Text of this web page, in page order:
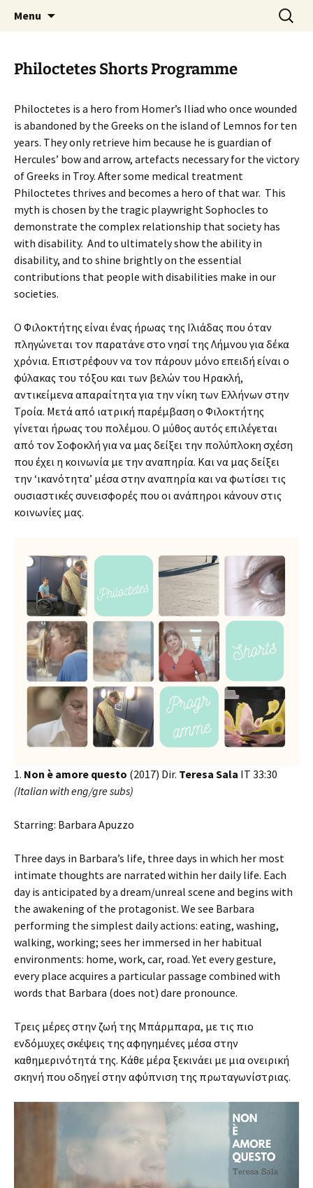
AthensPFF
Menu
Search
for:
Philoctetes Shorts Programme
Philoctetes is a hero from Homer’s Iliad who once wounded
is abandoned by the Greeks on the island of Lemnos for ten
years. They only retrieve him because he is guardian of
Hercules’ bow and arrow, artefacts necessary for the victory
of Greeks in Troy. After some medical treatment
Philoctetes thrives and becomes a hero of that war. This
myth is chosen by the tragic playwright Sophocles to
demonstrate the complex relationship that society has
with disability. And to ultimately show the ability in
disability, and to shine brightly on the essential
contributions that people with disabilities make in our
societies.
Ο Φιλοκτήτης είναι ένας ήρωας της Ιλιάδας που όταν
πληγώνεται τον παρατάνε στο νησί της Λήμνου για δέκα
χρόνια. Επιστρέφουν να τον πάρουν μόνο επειδή είναι ο
φύλακας του τόξου και των βελών του Ηρακλή,
αντικείμενα απαραίτητα για την νίκη των Ελλήνων στην
Τροία. Μετά από ιατρική παρέμβαση ο Φιλοκτήτης
γίνεται ήρωας του πολέμου. Ο μύθος αυτός επιλέγεται
από τον Σοφοκλή για να μας δείξει την πολύπλοκη σχέση
που έχει η κοινωνία με την αναπηρία. Και να μας δείξει
την ‘ικανότητα’ μέσα στην αναπηρία και να φωτίσει τις
ουσιαστικές συνεισφορές που οι ανάπηροι κάνουν στις
κοινωνίες μας.
1. Non è amore questo (2017) Dir. Teresa Sala IT 33:30
(Italian with eng/gre subs)
Starring: Barbara Apuzzo
Three days in Barbara’s life, three days in which her most
intimate thoughts are narrated within her daily life. Each
day is anticipated by a dream/unreal scene and begins with
the awakening of the protagonist. We see Barbara
performing the simplest daily actions: eating, washing,
walking, working; sees her immersed in her habitual
environments: home, work, car, road. Yet every gesture,
every place acquires a particular passage combined with
words that Barbara (does not) dare pronounce.
Τρεις μέρες στην ζωή της Μπάρμπαρα, με τις πιο
ενδόμυχες σκέψεις της αφηγημένες μέσα στην
καθημερινότητά της. Κάθε μέρα ξεκινάει με μια ονειρική
σκηνή που οδηγεί στην αφύπνιση της πρωταγωνίστριας.